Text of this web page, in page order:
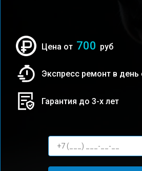
Цена от 700 руб
Экспресс ремонт в
Гарантия до 3-х лет